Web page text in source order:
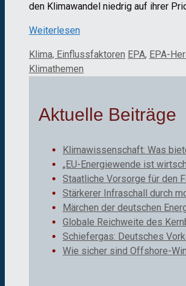
den Klimawandel niedrig auf ihrer
Weiterlesen
Kategorien
Klima, Einflussfaktoren Schlagwörter
EPA, EPA-
Klimathemen
Aktuelle Beiträge
Klimawissenschaft: Was
„EU-Energiewende ist
Staatliche Vorsorge für den
Stärkerer Infraschall durch
Märchen der deutschen
Globale Reichweite des
Schiefergas: Deutsches
Wie sicher sind Offshore-